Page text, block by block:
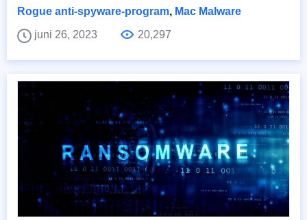
Rogue anti-spyware-program, Mac Malware
juni 26, 2023
20,297